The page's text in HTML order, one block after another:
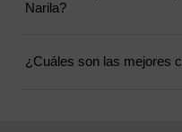
Narila?
¿Cuáles son las mejores